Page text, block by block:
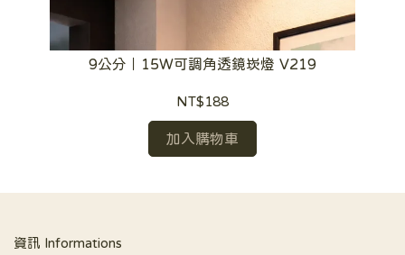
9公分｜15W可調角透鏡崁燈 V219
NT$188
加入購物車
資訊 Informations